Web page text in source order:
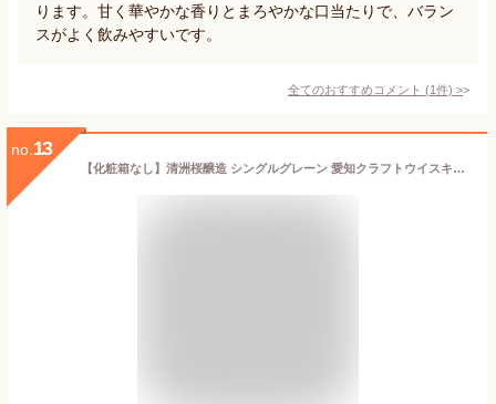
ります。甘く華やかな香りとまろやかな口当たりで、バラン
スがよく飲みやすいです。
全てのおすすめコメント (1件) >
no. 13
【化粧箱なし】清洲桜醸造 シングルグレーン 愛知クラフトウイスキー 清須 40度 700ml ウイスキー ういすきー 熟成 国産 クラフト飲みやすい